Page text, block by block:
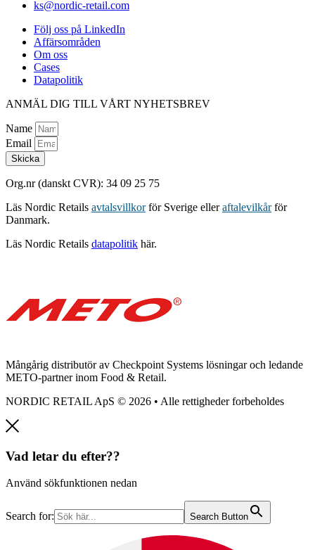
ks@nordic-retail.com
Följ oss på LinkedIn
Affärsområden
Om oss
Cases
Datapolitik
ANMÄL DIG TILL VÅRT NYHETSBREV
Name
Email
Skicka
Org.nr (danskt CVR): 34 09 25 75
Läs Nordic Retails avtalsvillkor för Sverige elleraftalevilkår för
Danmark.
Läs Nordic Retails datapolitik här.
Mångårig distributör av Checkpoint Systems lösningar och ledande
METO-partner inom Food & Retail.
NORDIC RETAIL ApS © 2026 • Alle rettigheder forbeholdes
Vad letar du efter??
Använd sökfunktionen nedan
Search for: Search Button